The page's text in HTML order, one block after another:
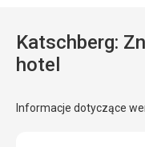
Katschberg:
hotel
Informacje dotyczące